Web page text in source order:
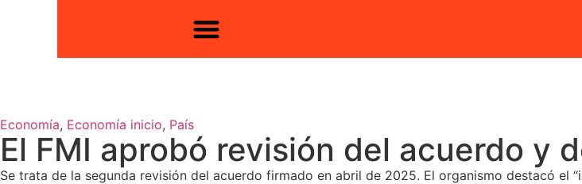
Economía, Economía inicio, País
El FMI aprobó revisión del acuerdo y
Se trata de la segunda revisión del acuerdo firmado en abril de 2025. El organismo destacó el